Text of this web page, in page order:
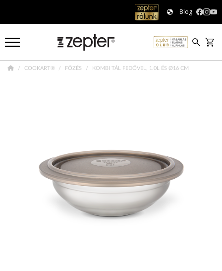
Blog
COOKART® FŐZÉS KOMBI TÁL FEDŐVEL, 1.0L ÉS Ø16 CM